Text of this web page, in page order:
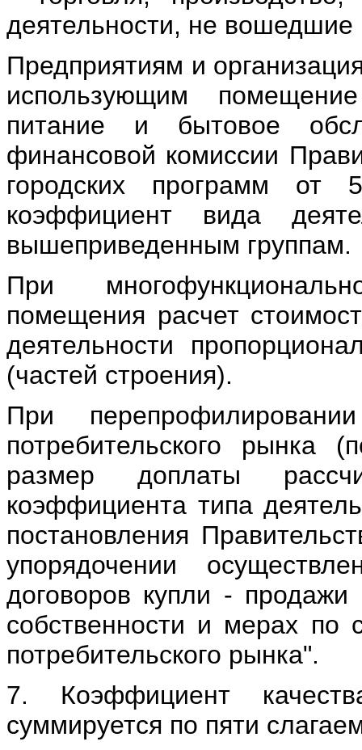
деятельности, не
Предприятиям и
использующим
питание и бытовое
финансовой комиссии
городских программ
коэффициент вида
вышеприведенным группам.
При
помещения расчет
деятельности
(частей строения).
При
потребительского рынка
размер доплаты
коэффициента типа
постановления
упорядочении
договоров купли - продажи
собственности и мерах по
потребительского рынка".
7. Коэффициент
суммируется по пяти